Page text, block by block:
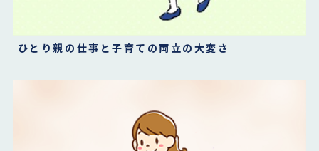
ひとり親の仕事と子育ての両立の大変さ